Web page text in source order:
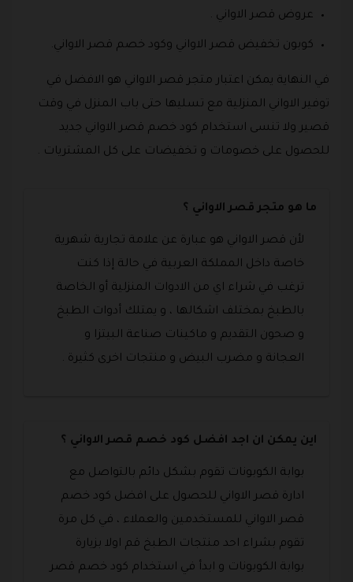
عروض قصر الاواني .
كوبون تخفيض قصر الاواني وكود خصم قصر الاواني.
في النهاية يمكن اعتبار متجر قصر الاواني هو الافضل في
توفير الاواني المنزلية مع تسليها حتى باب المنزل في وقت
قصير ولا تنسى استخدام كود خصم قصر الاواني جديد
للحصول على خصومات و تخفيضات على كل المشتريات .
ما هو متجر قصر الاواني ؟
لأن قصر الاواني هو عبارة عن علامة تجارية شهرية
خاصة داخل المملكة العربية في حالة إذا كنت
ترغب في شراء اي من الادوات المنزلية أو الخاصة
بالطبخ بمختلف اشكالها ، و يمتلك أدوات الطبخ
و صحون التقديم و ماكينات صناعة البيتزا و
العجانة و مضرب البيض و منتجات اخرى كثيرة .
اين يمكن ان اجد افضل كود خصم قصر الاواني ؟
بوابة الكوبونات تقوم بشكل دائم بالتواصل مع
ادارة قصر الاواني للحصول على افضل كود خصم
قصر الاواني للمستخدمين والعملاء ، في كل مرة
تقوم بشراء احد منتجات الطبخ قم اولا بزيارة
بوابة الكوبونات و ابدأ في استخدام كود خصم قصر